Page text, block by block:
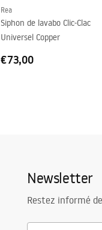
Rea
Siphon de lavabo Clic-Clac
Universel Copper
€73,00
Newsletter
Restez informé